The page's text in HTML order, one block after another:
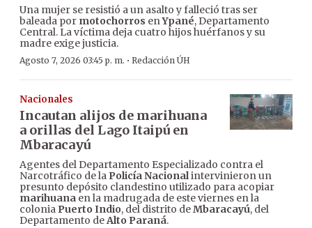
Una mujer se resistió a un asalto y falleció tras ser
baleada por motochorros enYpané, Departamento
Central. La víctima deja cuatro hijos huérfanos y su
madre exige justicia.
Agosto 7, 2026 03:45 p. m. · Redacción ÚH
Nacionales
Incautan alijos de marihuana
a orillas del Lago Itaipú en
Mbaracayú
Agentes del Departamento Especializado contra el
Narcotráfico de la Policía Nacionalintervinieron un
presunto depósito clandestino utilizado para acopiar
marihuana en la madrugada de este viernes en la
colonia Puerto Indio, del distrito deMbaracayú, del
Departamento deAlto Paraná.